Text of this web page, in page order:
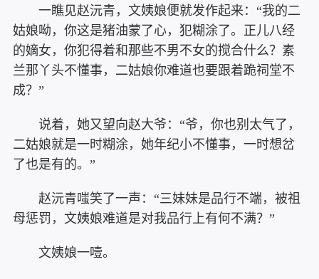
一瞧见赵沅青，文姨娘便就发作起来：“我的二
姑娘呦，你这是猪油蒙了心，犯糊涂了。正儿八经
的嫡女，你犯得着和那些不男不女的搅合什么？素
兰那丫头不懂事，二姑娘你难道也要跟着跪祠堂不
成？”
说着，她又望向赵大爷：“爷，你也别太气了，
二姑娘就是一时糊涂，她年纪小不懂事，一时想岔
了也是有的。”
赵沅青嗤笑了一声：“三妹妹是品行不端，被祖
母惩罚，文姨娘难道是对我品行上有何不满？”
文姨娘一噎。